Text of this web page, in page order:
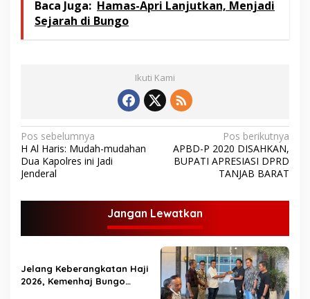
Baca Juga: Hamas-Apri Lanjutkan, Menjadi
Sejarah di Bungo
Ikuti Kami
N
a
v
i
a
i
Pos sebelumnya
H Al Haris: Mudah-mudahan
Dua Kapolres ini Jadi
Jenderal
Pos berikutnya
APBD-P 2020 DISAHKAN,
BUPATI APRESIASI DPRD
TANJAB BARAT
Jangan Lewatkan
Jelang Keberangkatan Haji
2026, Kemenhaj Bungo